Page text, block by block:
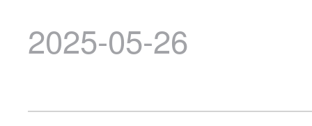
2025-05-26